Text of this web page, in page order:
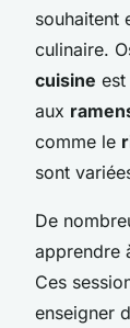
souhaitent
culinaire.
cuisine
aux
comme le
sont
De
apprendre
Ces
enseigner